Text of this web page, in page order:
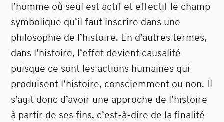
l’homme où seul est actif et effectif le champ
symbolique qu’il faut inscrire dans une
philosophie de l’histoire. En d’autres termes,
dans l’histoire, l’effet devient causalité
puisque ce sont les actions humaines qui
produisent l’histoire, consciemment ou non. Il
s’agit donc d’avoir une approche de l’histoire
à partir de ses fins, c’est-à-dire de la finalité